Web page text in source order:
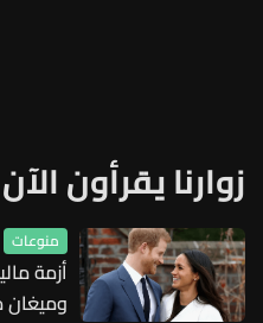
زوارنا يقرأون الآن
منوعات
أزمة
وميغان